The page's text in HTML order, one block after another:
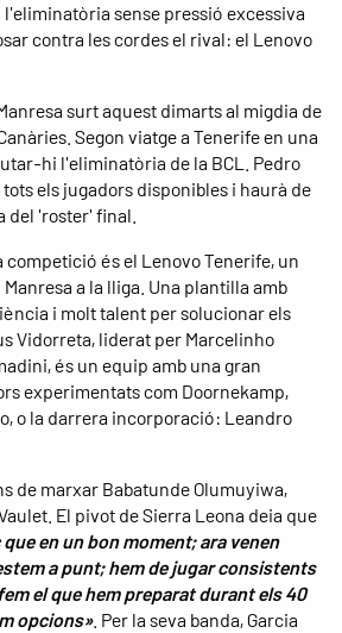
sense pressió excessiva
contra les cordes el rival: el Lenovo
surt aquest dimarts al migdia de
Segon viatge a Tenerife en una
hi l'eliminatòria de la BCL. Pedro
els jugadors disponibles i haurà de
del 'roster' final.
competició és el Lenovo Tenerife, un
a la lliga. Una plantilla amb
i molt talent per solucionar els
Vidorreta, liderat per Marcelinho
és un equip amb una gran
experimentats com Doornekamp,
o la darrera incorporació: Leandro
de marxar Babatunde Olumuyiwa,
El pivot de Sierra Leona deia que
en un bon moment; ara venen
a punt; hem de jugar consistents
el que hem preparat durant els 40
opcions». Per la seva banda, Garcia